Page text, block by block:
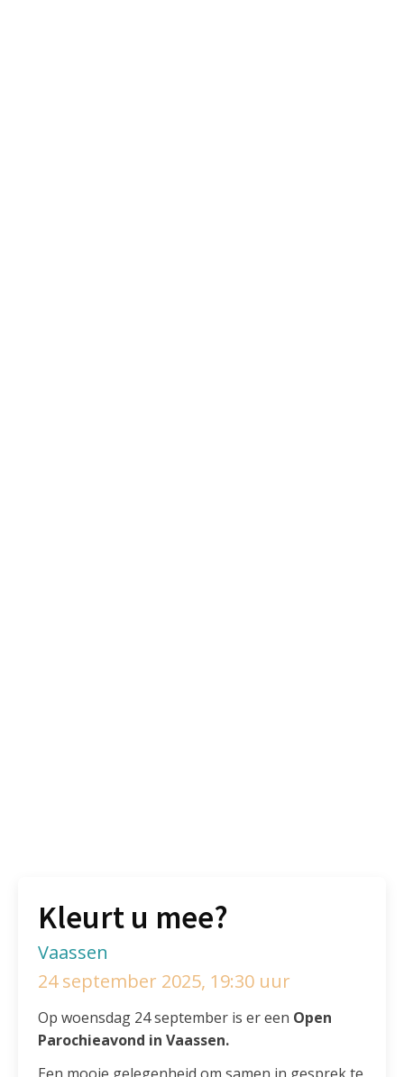
Kleurt u mee?
Vaassen
24 september 2025, 19:30 uur
Op woensdag 24 september is er een Open
Parochieavond in Vaassen.
Een mooie gelegenheid om samen in gesprek te